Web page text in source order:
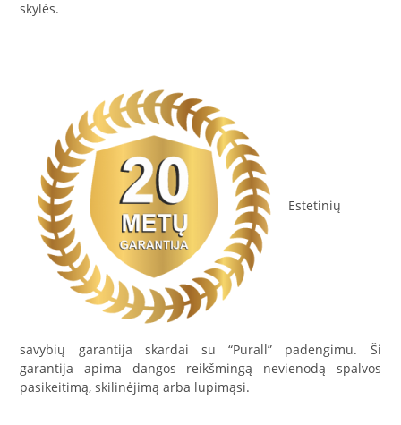
skylės.
Estetinių
savybių garantija skardai su “Purall” padengimu. Ši
garantija apima dangos reikšmingą nevienodą spalvos
pasikeitimą, skilinėjimą arba lupimąsi.